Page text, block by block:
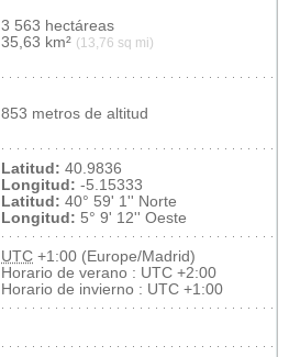
3 563 hectáreas
35,63 km² (13,76 sq mi)
853 metros de altitud
Latitud: 40.9836
Longitud: -5.15333
Latitud: 40° 59' 1'' Norte
Longitud: 5° 9' 12'' Oeste
UTC +1:00 (Europe/Madrid)
Horario de verano : UTC +2:00
Horario de invierno : UTC +1:00